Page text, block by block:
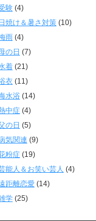
験(4)
焼け＆暑さ対策(10)
雨(4)
の日 (7)
着(21)
衣(11)
水浴(14)
中症(4)
の日 (5)
気関連 (9)
粉症(19)
能人＆お笑い芸人 (4)
距離恋愛(14)
学(25)